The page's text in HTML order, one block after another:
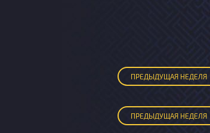
ПРЕДЫДУЩАЯ НЕДЕЛЯ
ПРЕДЫДУЩАЯ НЕДЕЛЯ